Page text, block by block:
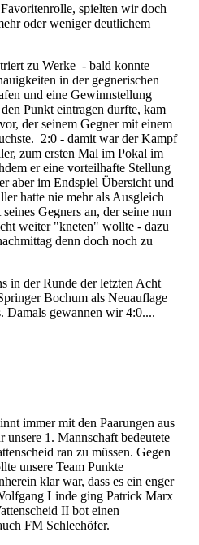
spielten wir doch
oder weniger deutlichem
zu Werke - bald konnte
in der gegnerischen
und eine Gewinnstellung
Punkt eintragen durfte, kam
der seinem Gegner mit einem
2:0 - damit war der Kampf
zum ersten Mal im Pokal im
er eine vorteilhafte Stellung
aber im Endspiel Übersicht und
hatte nie mehr als Ausgleich
Gegners an, der seine nun
weiter "kneten" wollte - dazu
denn doch noch zu
in der Runde der letzten Acht
Bochum als Neuauflage
Damals gewannen wir 4:0....
immer mit den Paarungen aus
1. Mannschaft bedeutete
ran zu müssen. Gegen
unsere Team Punkte
klar war, dass es ein enger
Linde ging Patrick Marx
II bot einen
FM Schleehöfer.